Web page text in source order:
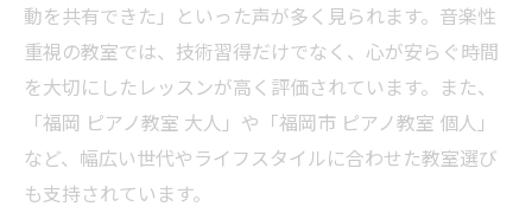
動を共有できた」といった声が多く見られます。音楽性
重視の教室では、技術習得だけでなく、心が安らぐ時間
を大切にしたレッスンが高く評価されています。また、
「福岡 ピアノ教室 大人」や「福岡市 ピアノ教室 個人」
など、幅広い世代やライフスタイルに合わせた教室選び
も支持されています。